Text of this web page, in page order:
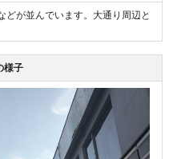
どが並んでいます。大通り周辺と
様子